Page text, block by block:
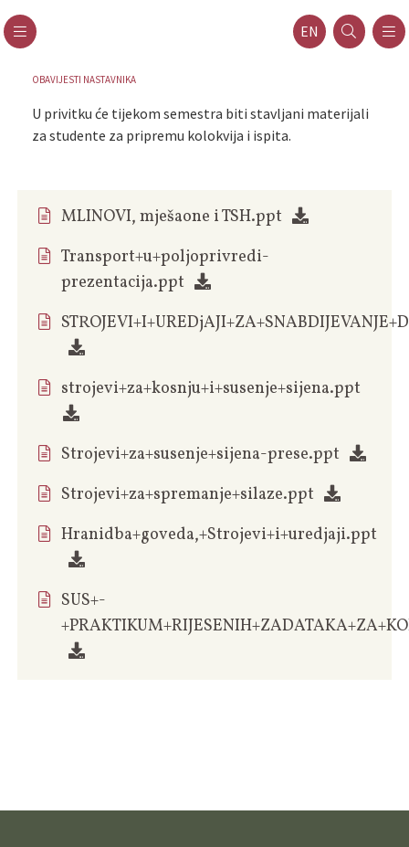
EN
OBAVIJESTI NASTAVNIKA
U privitku će tijekom semestra biti stavljani materijali
za studente za pripremu kolokvija i ispita.
MLINOVI, mješaone i TSH.ppt
Transport+u+poljoprivredi-
prezentacija.ppt
strojevi+za+kosnju+i+susenje+sijena.ppt
Strojevi+za+susenje+sijena-prese.ppt
Strojevi+za+spremanje+silaze.ppt
Hranidba+goveda,+Strojevi+i+uredjaji.ppt
SUS+-